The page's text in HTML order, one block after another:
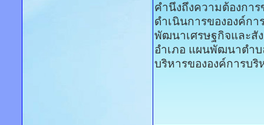
คำนึงถึงความต้องกา
ดำเนินการขององค์ก
พัฒนาเศรษฐกิจและ
อำเภอ แผนพัฒนาตำบ
บริหารขององค์การบ